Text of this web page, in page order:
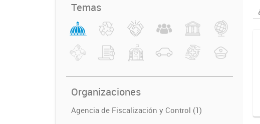
Temas
Organizaciones
Agencia de Fiscalización y Control (1)